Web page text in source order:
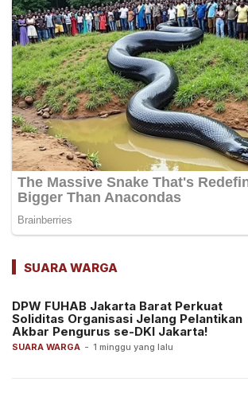
SUARA WARGA
SUARA WARGA - 1 minggu yang lalu
DPW FUHAB Jakarta Barat Perkuat
Soliditas Organisasi Jelang Pelantikan
Akbar Pengurus se-DKI Jakarta!